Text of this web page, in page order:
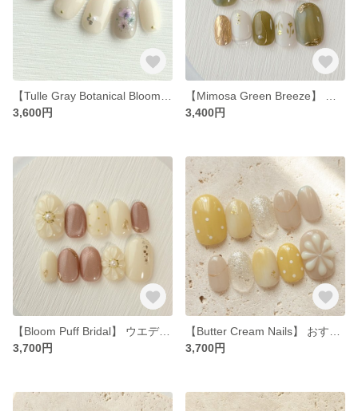
3,600円
3,400円
【Bloom Puff Bridal】 ウエディングネイルチップ ぷっくりフラワー
3,700円
3,700円